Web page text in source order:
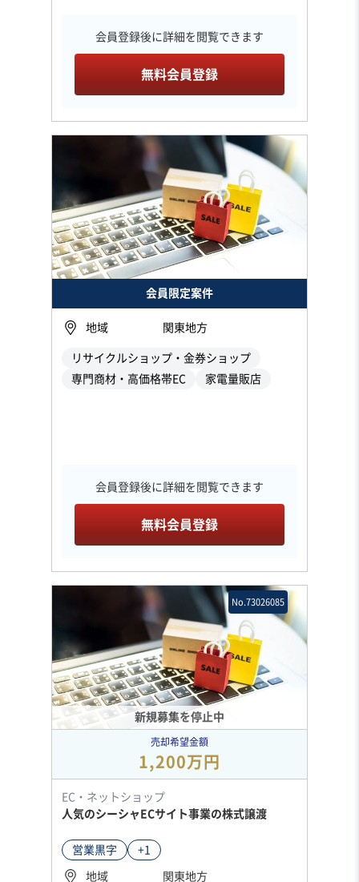
会員登録後に詳細を閲覧できます
無料会員登録
会員限定案件
地域 関東地方
リサイクルショップ・金券ショップ
専門商材・高価格帯EC
家電量販店
会員登録後に詳細を閲覧できます
無料会員登録
新規募集を停止中
No.73026085
売却希望金額
1,200万円
EC・ネットショップ
人気のシーシャECサイト事業の株式譲渡
営業黒字 +1
地域 関東地方